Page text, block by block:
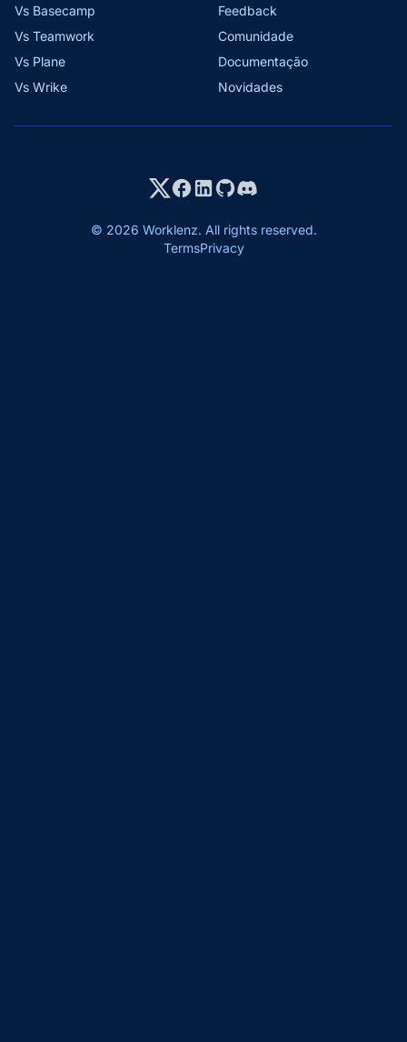
Vs Basecamp
Vs Teamwork
Vs Plane
Vs Wrike
Feedback
Comunidade
Documentação
Novidades
© 2026 Worklenz. All rights reserved.
TermsPrivacy